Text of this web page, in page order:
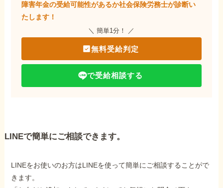
障害年金の受給可能性があるか社会保険労務士が診断い
たします！
＼ 簡単1分！ ／
無料受給判定
で受給相談する
LINEで簡単にご相談できます。
LINEをお使いのお方はLINEを使って簡単にご相談することがで
きます。